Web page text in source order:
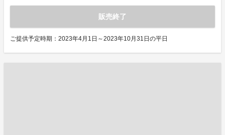
販売終了
ご提供予定時期：2023年4月1日～2023年10月31日の平日